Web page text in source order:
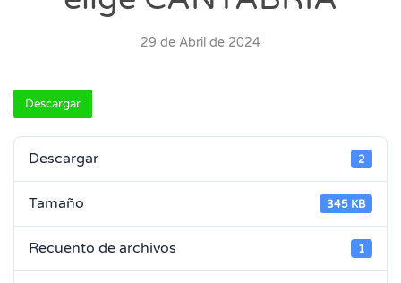
29 de Abril de 2024
Descargar
Descargar 2
Tamaño 345 KB
Recuento de archivos 1